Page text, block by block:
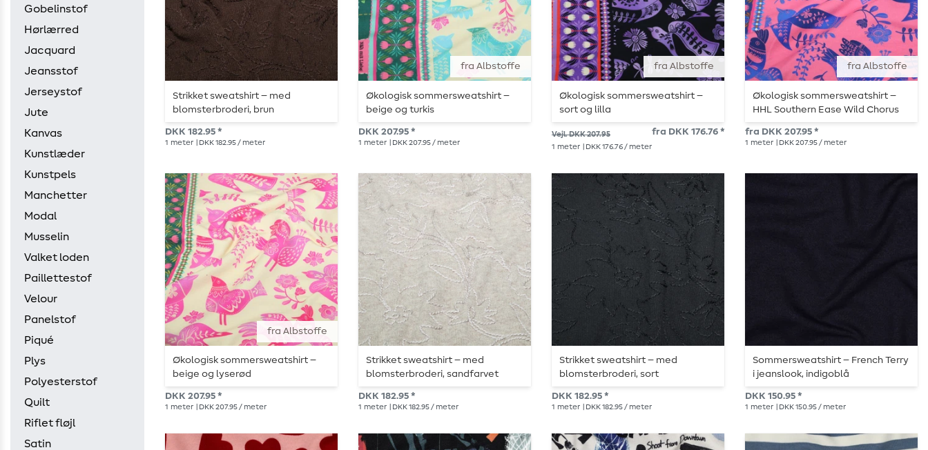
Gobelinstof
Hørlærred
Jacquard
Jeansstof
Jerseystof
Jute
Kanvas
Kunstlæder
Kunstpels
Manchetter
Modal
Musselin
Valket loden
Paillettestof
Velour
Panelstof
Piqué
Plys
Polyesterstof
Quilt
Riflet fløjl
Satin
Strikket sweatshirt – med
blomsterbroderi, brun
DKK 182.95 *
1 meter | DKK 182.95 / meter
fra Albstoffe
Økologisk sommersweatshirt –
beige og turkis
DKK 207.95 *
1 meter | DKK 207.95 / meter
fra Albstoffe
Økologisk sommersweatshirt –
sort og lilla
Vejl. DKK 207.95 fra DKK 176.76 *
1 meter | DKK 176.76 / meter
fra Albstoffe
Økologisk sommersweatshirt –
HHL Southern Ease Wild Chorus
lyserød og blå
fra DKK 207.95 *
1 meter | DKK 207.95 / meter
fra Albstoffe
Økologisk sommersweatshirt –
beige og lyserød
DKK 207.95 *
1 meter | DKK 207.95 / meter
Strikket sweatshirt – med
blomsterbroderi, sandfarvet
DKK 182.95 *
1 meter | DKK 182.95 / meter
Strikket sweatshirt – med
blomsterbroderi, sort
DKK 182.95 *
1 meter | DKK 182.95 / meter
Sommersweatshirt – French Terry
i jeanslook, indigoblå
DKK 150.95 *
1 meter | DKK 150.95 / meter